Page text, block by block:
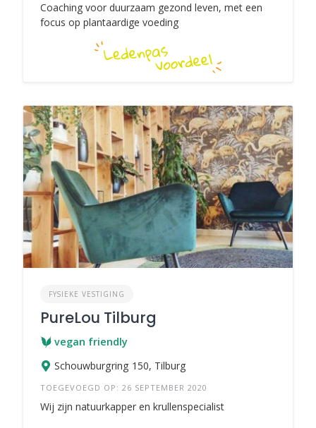
Coaching voor duurzaam gezond leven, met een
focus op plantaardige voeding
FYSIEKE VESTIGING
PureLou Tilburg
vegan friendly
Schouwburgring 150, Tilburg
TOEGEVOEGD OP: 26 SEPTEMBER 2020
Wij zijn natuurkapper en krullenspecialist